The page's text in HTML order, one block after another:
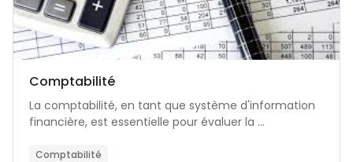
Catégorie de cours
Nom du cours
Comptabilité
Résumé du cours :
La comptabilité, en tant que système d'information
financière, est essentielle pour évaluer la ...
Comptabilité